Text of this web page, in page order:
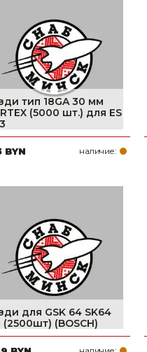
кормушки
поилки
тип 18GA 30 мм
(5000 шт.) для ES
BYN наличие:
для GSK 64 SK64
(2500шт) (BOSCH)